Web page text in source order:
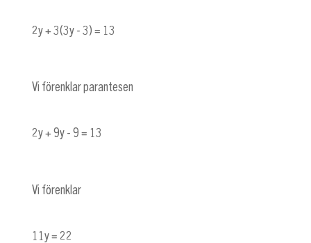
2y + 3(3y - 3) = 13
Vi förenklar parantesen
2y + 9y - 9 = 13
Vi förenklar
11y = 22